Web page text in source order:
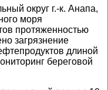
округ г.-к. Анапа,
моря
протяженностью
загрязнение
длиной
береговой